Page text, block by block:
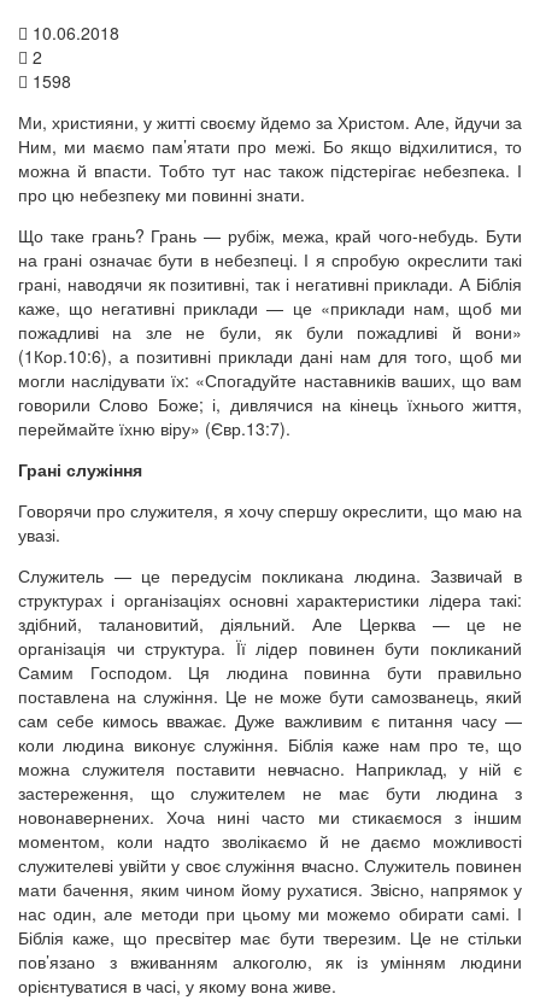
10.06.2018
2
1598
Ми, християни, у житті своєму йдемо за Христом. Але, йдучи за
Ним, ми маємо пам’ятати про межі. Бо якщо відхилитися, то
можна й впасти. Тобто тут нас також підстерігає небезпека. І
про цю небезпеку ми повинні знати.
Що таке грань? Грань — рубіж, межа, край чого-небудь. Бути
на грані означає бути в небезпеці. І я спробую окреслити такі
грані, наводячи як позитивні, так і негативні приклади. А Біблія
каже, що негативні приклади — це «приклади нам, щоб ми
пожадливі на зле не були, як були пожадливі й вони»
(1Кор.10:6), а позитивні приклади дані нам для того, щоб ми
могли наслідувати їх: «Спогадуйте наставників ваших, що вам
говорили Слово Боже; і, дивлячися на кінець їхнього життя,
переймайте їхню віру» (Євр.13:7).
Грані служіння
Говорячи про служителя, я хочу спершу окреслити, що маю на
увазі.
Служитель — це передусім покликана людина. Зазвичай в
структурах і організаціях основні характеристики лідера такі:
здібний, талановитий, діяльний. Але Церква — це не
організація чи структура. Її лідер повинен бути покликаний
Самим Господом. Ця людина повинна бути правильно
поставлена на служіння. Це не може бути самозванець, який
сам себе кимось вважає. Дуже важливим є питання часу —
коли людина виконує служіння. Біблія каже нам про те, що
можна служителя поставити невчасно. Наприклад, у ній є
застереження, що служителем не має бути людина з
новонавернених. Хоча нині часто ми стикаємося з іншим
моментом, коли надто зволікаємо й не даємо можливості
служителеві увійти у своє служіння вчасно. Служитель повинен
мати бачення, яким чином йому рухатися. Звісно, напрямок у
нас один, але методи при цьому ми можемо обирати самі. І
Біблія каже, що пресвітер має бути тверезим. Це не стільки
пов’язано з вживанням алкоголю, як із умінням людини
орієнтуватися в часі, у якому вона живе.